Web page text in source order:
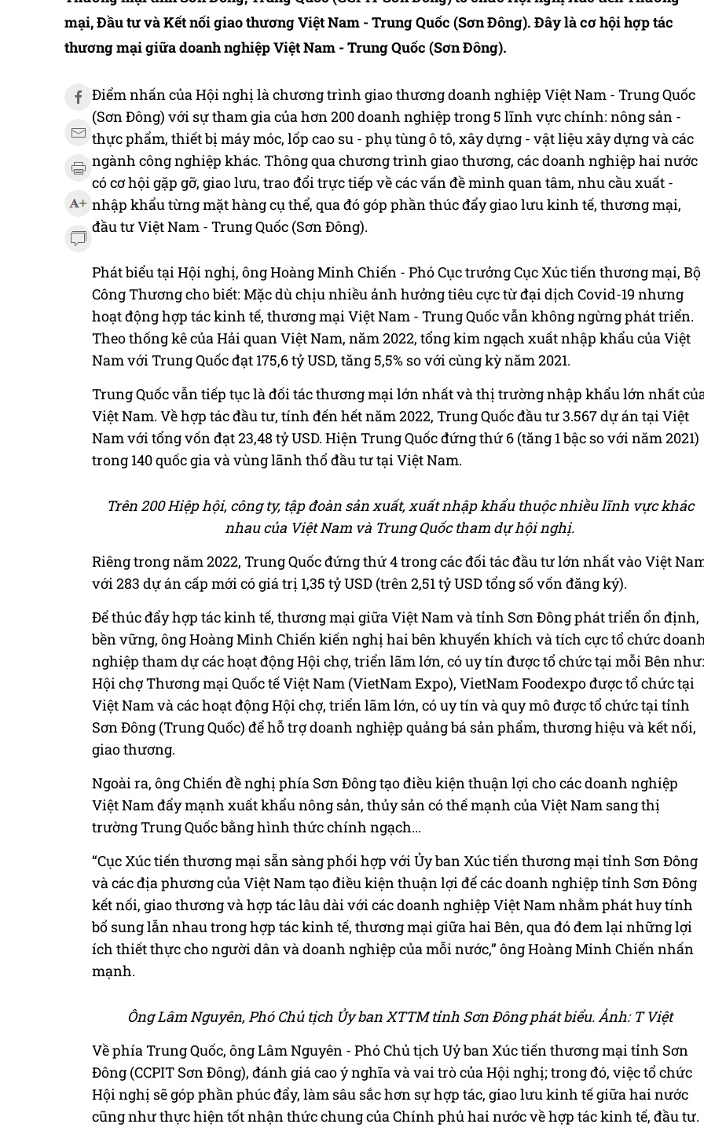
mại, Đầu tư và Kết nối giao thương Việt Nam - Trung Quốc (Sơn Đông). Đây là cơ hội hợp tác
thương mại giữa doanh nghiệp Việt Nam - Trung Quốc (Sơn Đông).
Điểm nhấn của Hội nghị là chương trình giao thương doanh nghiệp Việt Nam - Trung Quốc
(Sơn Đông) với sự tham gia của hơn 200 doanh nghiệp trong 5 lĩnh vực chính: nông sản -
thực phẩm, thiết bị máy móc, lốp cao su - phụ tùng ô tô, xây dựng - vật liệu xây dựng và các
ngành công nghiệp khác. Thông qua chương trình giao thương, các doanh nghiệp hai nước
có cơ hội gặp gỡ, giao lưu, trao đổi trực tiếp về các vấn đề mình quan tâm, nhu cầu xuất -
nhập khẩu từng mặt hàng cụ thể, qua đó góp phần thúc đẩy giao lưu kinh tế, thương mại,
đầu tư Việt Nam - Trung Quốc (Sơn Đông).
Phát biểu tại Hội nghị, ông Hoàng Minh Chiến - Phó Cục trưởng Cục Xúc tiến thương mại, Bộ
Công Thương cho biết: Mặc dù chịu nhiều ảnh hưởng tiêu cực từ đại dịch Covid-19 nhưng
hoạt động hợp tác kinh tế, thương mại Việt Nam - Trung Quốc vẫn không ngừng phát triển.
Theo thống kê của Hải quan Việt Nam, năm 2022, tổng kim ngạch xuất nhập khẩu của Việt
Nam với Trung Quốc đạt 175,6 tỷ USD, tăng 5,5% so với cùng kỳ năm 2021.
Trung Quốc vẫn tiếp tục là đối tác thương mại lớn nhất và thị trường nhập khẩu lớn nhất
Việt Nam. Về hợp tác đầu tư, tính đến hết năm 2022, Trung Quốc đầu tư 3.567 dự án tại Việt
Nam với tổng vốn đạt 23,48 tỷ USD. Hiện Trung Quốc đứng thứ 6 (tăng 1 bậc so với năm 2021)
trong 140 quốc gia và vùng lãnh thổ đầu tư tại Việt Nam.
Trên 200 Hiệp hội, công ty, tập đoàn sản xuất, xuất nhập khẩu thuộc nhiều lĩnh vực khác
nhau của Việt Nam và Trung Quốc tham dự hội nghị.
Riêng trong năm 2022, Trung Quốc đứng thứ 4 trong các đối tác đầu tư lớn nhất vào Việt
với 283 dự án cấp mới có giá trị 1,35 tỷ USD (trên 2,51 tỷ USD tổng số vốn đăng ký).
Để thúc đẩy hợp tác kinh tế, thương mại giữa Việt Nam và tỉnh Sơn Đông phát triển ổn định,
bền vững, ông Hoàng Minh Chiến kiến nghị hai bên khuyến khích và tích cực tổ chức
nghiệp tham dự các hoạt động Hội chợ, triển lãm lớn, có uy tín được tổ chức tại mỗi Bên như:
Hội chợ Thương mại Quốc tế Việt Nam (VietNam Expo), VietNam Foodexpo được tổ chức tại
Việt Nam và các hoạt động Hội chợ, triển lãm lớn, có uy tín và quy mô được tổ chức tại tỉnh
Sơn Đông (Trung Quốc) để hỗ trợ doanh nghiệp quảng bá sản phẩm, thương hiệu và kết nối,
giao thương.
Ngoài ra, ông Chiến đề nghị phía Sơn Đông tạo điều kiện thuận lợi cho các doanh nghiệp
Việt Nam đẩy mạnh xuất khẩu nông sản, thủy sản có thế mạnh của Việt Nam sang thị
trường Trung Quốc bằng hình thức chính ngạch...
“Cục Xúc tiến thương mại sẵn sàng phối hợp với Ủy ban Xúc tiến thương mại tỉnh Sơn Đông
và các địa phương của Việt Nam tạo điều kiện thuận lợi để các doanh nghiệp tỉnh Sơn Đông
kết nối, giao thương và hợp tác lâu dài với các doanh nghiệp Việt Nam nhằm phát huy tính
bổ sung lẫn nhau trong hợp tác kinh tế, thương mại giữa hai Bên, qua đó đem lại những lợi
ích thiết thực cho người dân và doanh nghiệp của mỗi nước,” ông Hoàng Minh Chiến nhấn
mạnh.
Ông Lâm Nguyên, Phó Chủ tịch Ủy ban XTTM tỉnh Sơn Đông phát biểu. Ảnh: T Việt
Về phía Trung Quốc, ông Lâm Nguyên - Phó Chủ tịch Uỷ ban Xúc tiến thương mại tỉnh Sơn
Đông (CCPIT Sơn Đông), đánh giá cao ý nghĩa và vai trò của Hội nghị; trong đó, việc tổ chức
Hội nghị sẽ góp phần phúc đẩy, làm sâu sắc hơn sự hợp tác, giao lưu kinh tế giữa hai nước
cũng như thực hiện tốt nhận thức chung của Chính phủ hai nước về hợp tác kinh tế, đầu tư.